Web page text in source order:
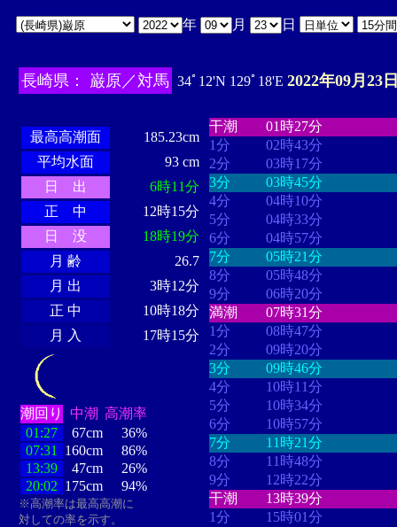
年 月 日
長崎県： 巌原／対馬 34ﾟ12'N 129ﾟ18'E 2022年09月23
最高高潮面
185.23cm
平均水面
93 cm
日 出
6時11分
正 中
12時15分
日 没
18時19分
月 齢
26.7
月 出
3時12分
正 中
10時18分
月 入
17時15分
潮回り 中潮 高潮率
01:27
67cm
36%
07:31
160cm
86%
13:39
47cm
26%
20:02 175cm 94%
※高潮率は最高高潮に
対しての率を示す。
干潮
01時27分
1分
02時43分
2分
03時17分
3分
03時45分
4分
04時10分
5分
04時33分
6分
04時57分
7分
05時21分
8分
05時48分
9分
06時20分
満潮
07時31分
1分
08時47分
2分
09時20分
3分
09時46分
4分
10時11分
5分
10時34分
6分
10時57分
7分
11時21分
8分
11時48分
9分
12時22分
干潮
13時39分
1分
15時01分